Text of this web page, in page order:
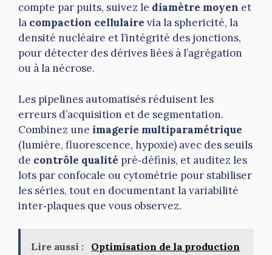
compte par puits, suivez le diamètre moyen et
la compaction cellulaire via la sphericité, la
densité nucléaire et l’intégrité des jonctions,
pour détecter des dérives liées à l’agrégation
ou à la nécrose.
Les pipelines automatisés réduisent les
erreurs d’acquisition et de segmentation.
Combinez une imagerie multiparamétrique
(lumière, fluorescence, hypoxie) avec des seuils
de contrôle qualité pré‑définis, et auditez les
lots par confocale ou cytométrie pour stabiliser
les séries, tout en documentant la variabilité
inter‑plaques que vous observez.
Lire aussi :
Optimisation de la production